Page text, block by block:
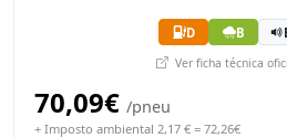
D B
Ver ficha técnica
70,09€ /pneu
+ Imposto ambiental 2,17 € = 72,26€